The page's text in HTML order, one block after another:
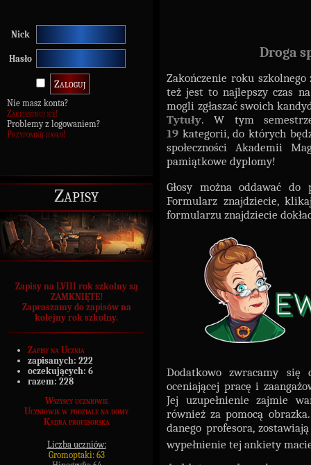
Nick
Hasło
Nie masz konta?
Zarejestruj się!
Problemy z logowaniem?
Przypomnij hasło!
Zapisy
Zapisy na LVIII rok szkolny są
ZAMKNIĘTE!
Zapraszamy do zapisów na
kolejny rok szkolny.
Zapisy na Ucznia
zapisanych: 222
oczekujących: 6
razem: 228
Wszyscy uczniowie
Uczniowie w podziale na domy
Kadra profesorska
Liczba uczniów:
Gromoptaki: 63
Droga
Zakończenie roku
też jest to najlepszy czas
mogli zgłaszać swoich
Tytuły. W tym
19 kategorii, do których
społeczności Akademii
pamiątkowe dyplomy!
Głosy można oddawać
Formularz znajdziecie,
formularzu znajdziecie
Dodatkowo zwracamy
oceniającej pracę i
Jej uzupełnienie zajmie
również za pomocą
danego profesora,
wypełnienie tej ankiety